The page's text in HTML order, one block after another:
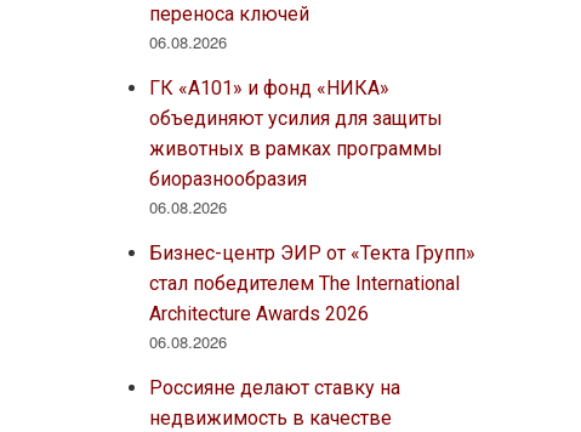
переноса ключей
06.08.2026
ГК «А101» и фонд «НИКА»
объединяют усилия для защиты
животных в рамках программы
биоразнообразия
06.08.2026
Бизнес-центр ЭИР от «Текта Групп»
стал победителем The International
Architecture Awards 2026
06.08.2026
Россияне делают ставку на
недвижимость в качестве